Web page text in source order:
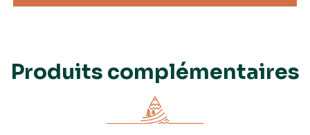
Produits complémentaires